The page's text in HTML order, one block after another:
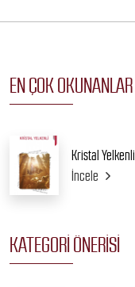
EN ÇOK OKUNANLAR
Kristal Yelkenli
İncele
KATEGORI ÖNERISI